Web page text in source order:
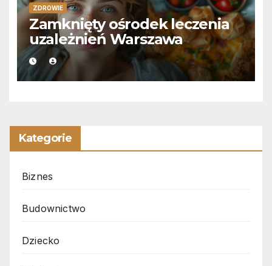
ZDROWIE
Zamknięty ośrodek leczenia
uzależnień Warszawa
Kategorie
Biznes
Budownictwo
Dziecko